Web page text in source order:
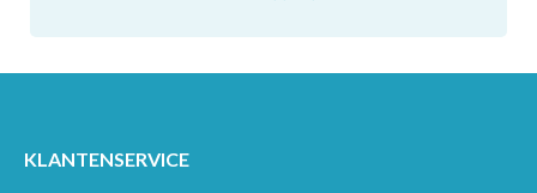
KLANTENSERVICE